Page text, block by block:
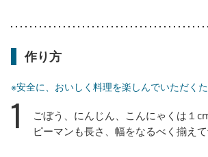
作り方
※安全に、おいしく料理を楽しんでいただく
1
ごぼう、にんじん、こんにゃくは１
ピーマンも長さ、幅をなるべく揃えて